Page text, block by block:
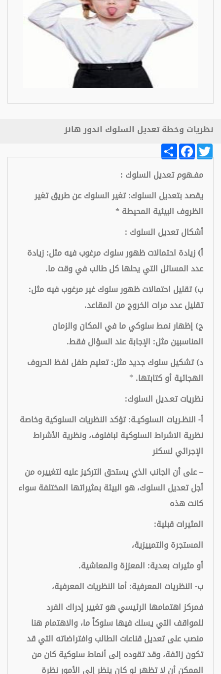
نظريات وخطة تعديل السلوك اندور هانز
Share
FacebookTwitter
مفـهوم تعديل السلوك :
يقصد بتعديل السلوك: تغير السلوك عن طريق تغير
الظروف البيئية المحيطة*
أشكال تعديل السلوك :
أ) زيادة احتمالات ظهور سلوك مرغوب فيه مثل: زيادة
عدد المسائل التي يحلها كل طالب في وقت ما.
ب) تقليل احتمالات ظهور سلوك غير مرغوب فيه مثل:
تقليل عدد مرات الخروج من المقاعد.
ج) إظهار نمط سلوكي ما في المكان والزمان
المناسبين مثل: الإجابة عند السؤال فقط.
د) تشكيل سلوك جديد مثل: تعليم طفل لفظ الحروف
الهجائية أو كتابتها. *
نظريات تعـديل السلوك:
أ- النظـريات السلوكيـة:تؤكد النظريات السلوكية وخاصة
نظرية الاشراط السلوكية لبافلوف، ونظرية الأشراط
الإجرائي لسكنر
– على أن الجانب الذي يستحق التركيز عليه لتغييره من
أجل تعديل السلوك، هو البيئة بمثيراتها المختلفة سواء
كانت هذه
المثيرات قبلية:
المستجرة والتمييزية،
أو مثيرات بعدية: المعززة والمعاشية.
ب- النظريات المعرفية:أما النظريات المعرفية،
فمركز اهتمامها الرئيسي هو تغيير إدراك الفرد
للمواقف التي يسلك فيها سلوكاً ما، والاهتمام هنا
منصب على تعديل قناعات الطالب وافتراضاته التي قد
تكون زائفة، وقد تقوده إلى أنماط سلوكية كان من
الممكن أن لا تظهر لو كان ينظر إلى الأمور نظرة